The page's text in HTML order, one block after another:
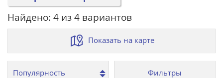
Найдено: 4 из 4 вариантов
Показать на карте
Фильтры